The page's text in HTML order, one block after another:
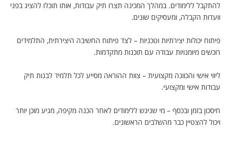
להתקבל ללימודים. במהלך המכינה תצרו תיק עבודות, אותו תוכלו להציג בפני
וועדות הקבלה, ומעסיקים שונים.
פיתוח יכולות יצירתיות וטכניות – לצד פיתוח החשיבה היצירתית, התלמידים
רוכשים מיומנויות עבודה עם תוכנות מתקדמות.
ליווי אישי והכוונה מקצועית – צוות ההוראה מסייע לכל תלמיד לבנות תיק
עבודות אישי ומקצועי.
חיסכון בזמן ובכסף – מי שניגש ללימודים לאחר הכנה מקיפה, מגיע מוכן יותר
ויכול להצטיין כבר מהשלבים הראשונים.